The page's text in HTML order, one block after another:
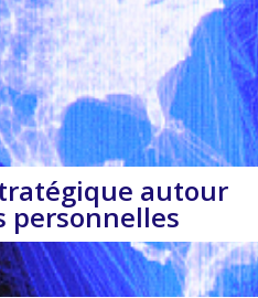
autour
personnelles